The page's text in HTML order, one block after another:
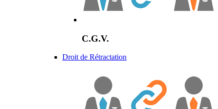
C.G.V.
Droit de Rétractation